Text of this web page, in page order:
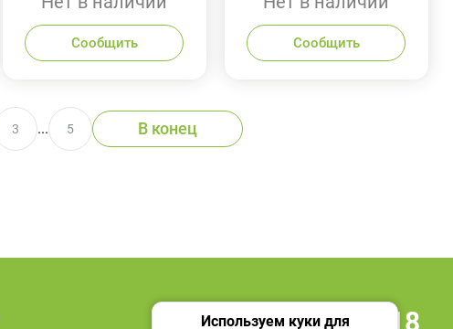
Сообщить Сообщить
3 ... 5 В конец
+7 495 419 18 18
Используем куки для